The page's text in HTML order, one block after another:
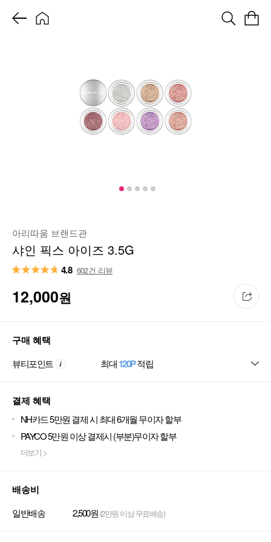
아리따움 브랜드관
샤인 픽스 아이즈 3.5G
4.8 602건 리뷰
12,000원
구매 혜택
뷰티포인트 최대120P적립
결제 혜택
NH카드 5만원 결제 시 최대 6개월 무이자 할부
PAYCO 5만원 이상 결제시 (부분)무이자 할부
더보기 >
배송비
일반배송 2,500원 (2만원 이상 무료배송)